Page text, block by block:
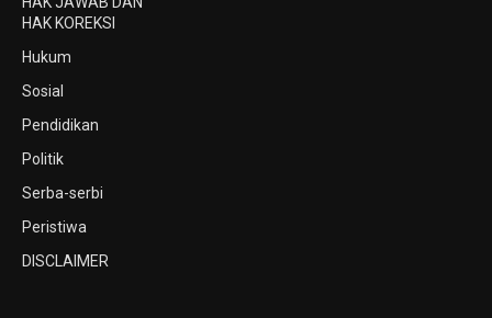
HAK KOREKSI
Hukum
Sosial
Pendidikan
Politik
Serba-serbi
Peristiwa
DISCLAIMER